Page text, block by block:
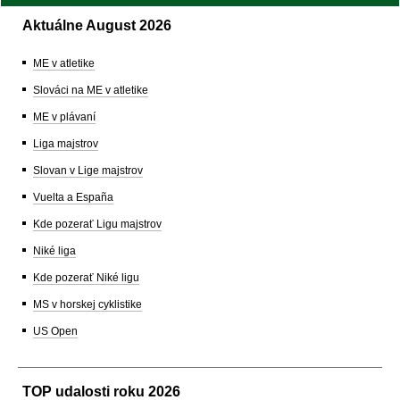
Aktuálne August 2026
ME v atletike
Slováci na ME v atletike
ME v plávaní
Liga majstrov
Slovan v Lige majstrov
Vuelta a España
Kde pozerať Ligu majstrov
Niké liga
Kde pozerať Niké ligu
MS v horskej cyklistike
US Open
TOP udalosti roku 2026